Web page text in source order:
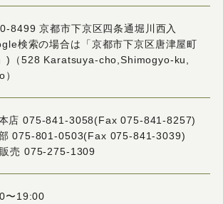
8499 京都市下京区四条通堀川西入
検索の場合は「京都市下京区唐津屋町
)（528 Karatsuya-cho,Shimogyo-ku,
店 075-841-3058(Fax 075-841-8257)
075-801-0503(Fax 075-841-3039)
売 075-275-1309
〜19:00